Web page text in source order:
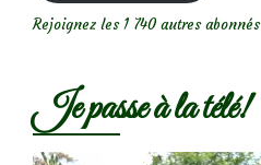
Rejoignez les 1 740 autres abonnés
Je passe à la télé!